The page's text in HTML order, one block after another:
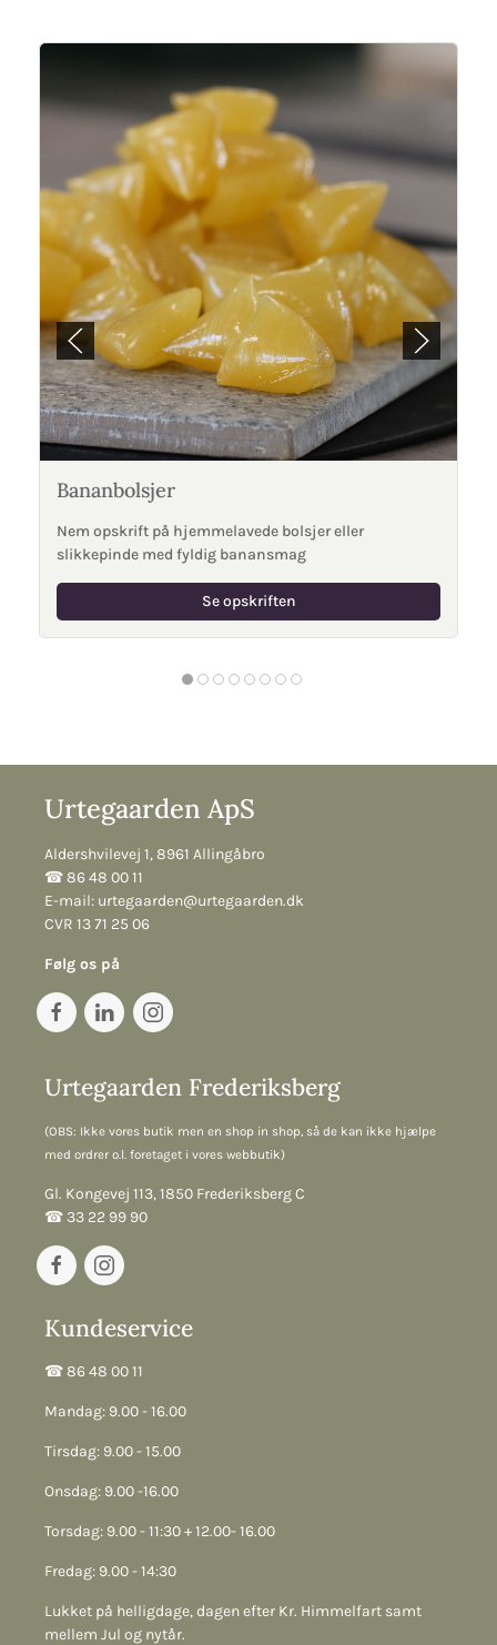
Bananbolsjer
Nem opskrift på hjemmelavede bolsjer eller
slikkepinde med fyldig banansmag
Se opskriften
Urtegaarden ApS
Aldershvilevej 1, 8961 Allingåbro
☎︎ 86 48 00 11
E-mail: urtegaarden@urtegaarden.dk
CVR 13 71 25 06
Følg os på
Urtegaarden Frederiksberg
(OBS: Ikke vores butik men en shop in shop, så de kan ikke hjælpe
med ordrer o.l. foretaget i vores webbutik)
Gl. Kongevej 113, 1850 Frederiksberg C
☎︎ 33 22 99 90
Kundeservice
☎︎ 86 48 00 11
Mandag: 9.00 - 16.00
Tirsdag: 9.00 - 15.00
Onsdag: 9.00 -16.00
Torsdag: 9.00 - 11:30 + 12.00- 16.00
Fredag: 9.00 - 14:30
Lukket på helligdage, dagen efter Kr. Himmelfart samt
mellem Jul og nytår.